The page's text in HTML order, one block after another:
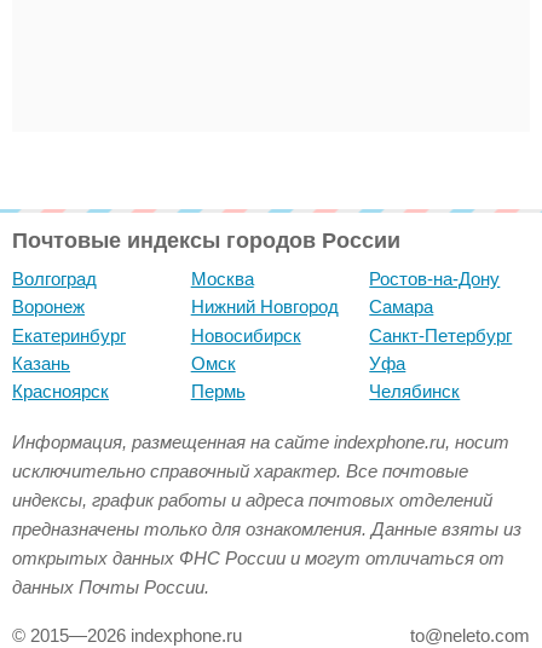
Почтовые индексы городов России
Волгоград
Воронеж
Екатеринбург
Казань
Красноярск
Москва
Нижний Новгород
Новосибирск
Омск
Пермь
Ростов-на-Дону
Самара
Санкт-Петербург
Уфа
Челябинск
Информация, размещенная на сайте indexphone.ru, носит
исключительно справочный характер. Все почтовые
индексы, график работы и адреса почтовых отделений
предназначены только для ознакомления. Данные взяты из
открытых данных ФНС России и могут отличаться от
данных Почты России.
© 2015—2026 indexphone.ru to@neleto.com